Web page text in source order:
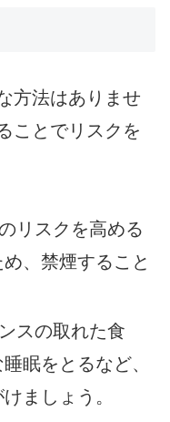
方法はありませ
ことでリスクを
リスクを高める
、禁煙すること
スの取れた食
眠をとるなど、
ましょう。